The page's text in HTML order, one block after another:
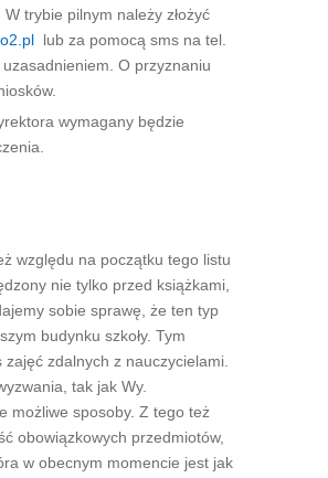
trybie pilnym należy złożyć
lub za pomocą sms na tel.
O przyznaniu
wymagany będzie
względu na początku tego listu
nie tylko przed książkami,
sobie sprawę, że ten typ
budynku szkoły. Tym
zdalnych z nauczycielami.
tak jak Wy.
możliwe sposoby. Z tego też
obowiązkowych przedmiotów,
w obecnym momencie jest jak